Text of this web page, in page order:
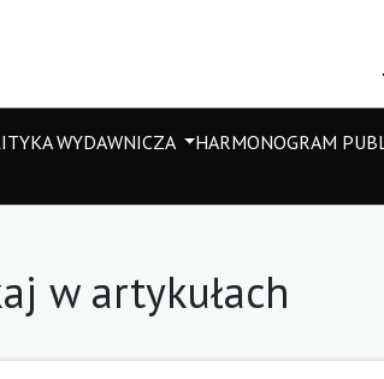
WYDAWNICZA
HARMONOGRAM
w artykułach